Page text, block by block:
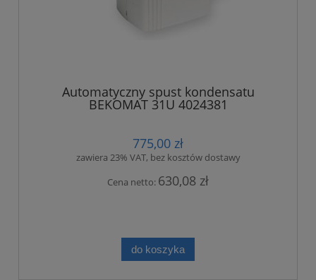
Automatyczny spust kondensatu
BEKOMAT 31U 4024381
775,00 zł
zawiera 23% VAT, bez kosztów dostawy
Cena netto: 630,08 zł
do koszyka